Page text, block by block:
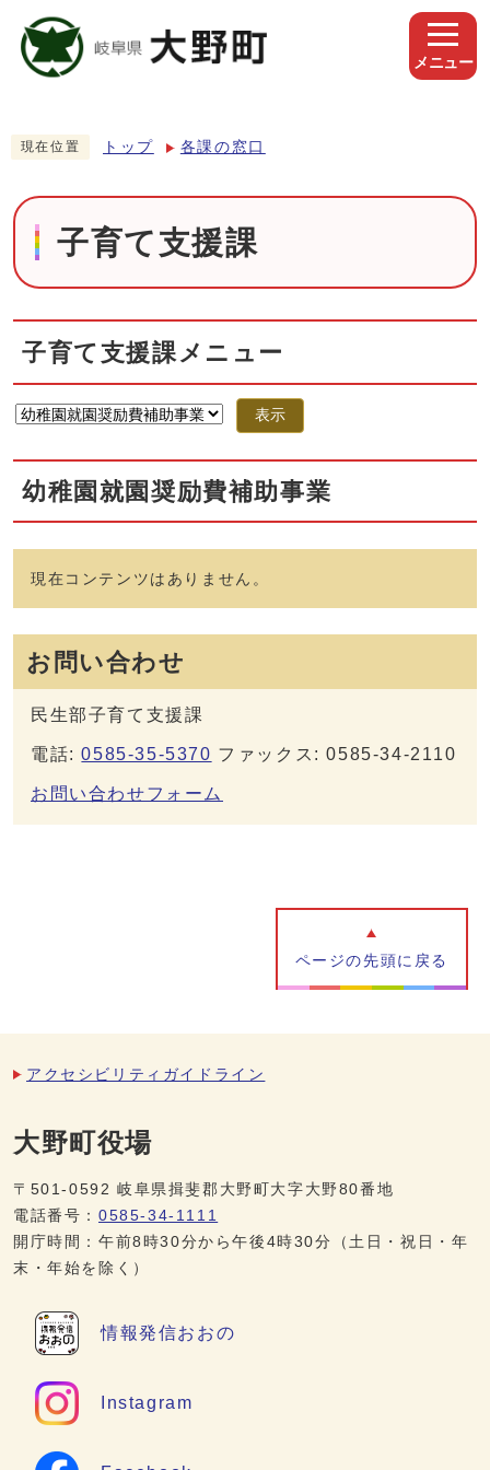
メニュー
現在位置 トップ 各課の窓口
子育て支援課
子育て支援課メニュー
表示
幼稚園就園奨励費補助事業
現在コンテンツはありません。
お問い合わせ
民生部子育て支援課
電話:0585-35-5370 ファックス: 0585-34-2110
お問い合わせフォーム
ページの先頭に戻る
アクセシビリティガイドライン
大野町役場
〒501-0592 岐阜県揖斐郡大野町大字大野80番地
電話番号： 0585-34-1111
開庁時間：午前8時30分から午後4時30分（土日・祝日・年
末・年始を除く）
情報発信おおの
Instagram